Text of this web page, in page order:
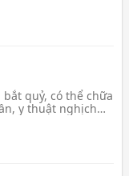
một khắc kia lên,
quỷ, có thể chữa
y thuật nghịch
ta, bão nổi lên